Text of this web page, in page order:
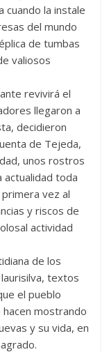
cuando la instale
del mundo
de tumbas
valiosos
revivirá el
llegaron a
decidieron
de Tejeda,
unos rostros
actualidad toda
vez al
y riscos de
actividad
de los
textos
el pueblo
hacen mostrando
y su vida, en